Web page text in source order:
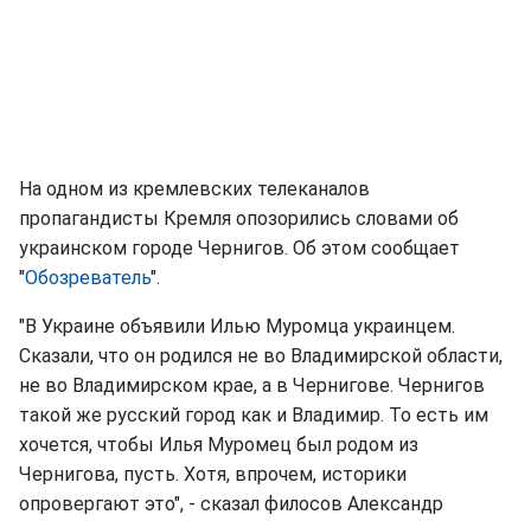
На одном из кремлевских телеканалов
пропагандисты Кремля опозорились словами об
украинском городе Чернигов. Об этом сообщает
"Обозреватель".
"В Украине объявили Илью Муромца украинцем.
Сказали, что он родился не во Владимирской области,
не во Владимирском крае, а в Чернигове. Чернигов
такой же русский город как и Владимир. То есть им
хочется, чтобы Илья Муромец был родом из
Чернигова, пусть. Хотя, впрочем, историки
опровергают это", - сказал филосов Александр